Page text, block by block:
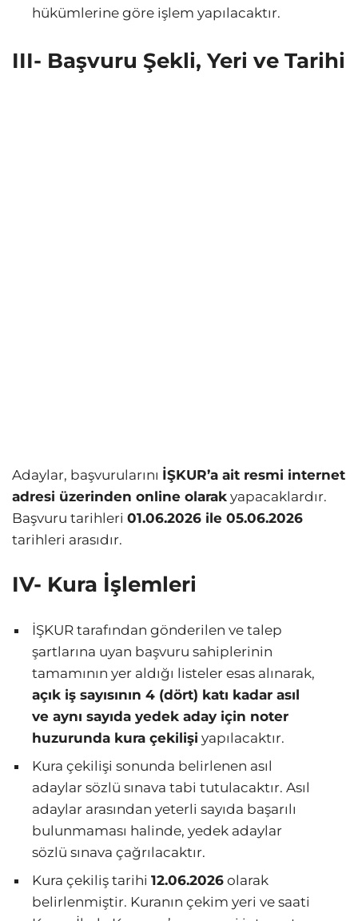
hükümlerine göre işlem yapılacaktır.
III- Başvuru Şekli, Yeri ve Tarihi
Adaylar, başvurularını İŞKUR’a ait resmi internet
adresi üzerinden online olarak yapacaklardır.
Başvuru tarihleri 01.06.2026 ile 05.06.2026
tarihleri arasıdır.
IV- Kura İşlemleri
İŞKUR tarafından gönderilen ve talep
şartlarına uyan başvuru sahiplerinin
tamamının yer aldığı listeler esas alınarak,
açık iş sayısının 4 (dört) katı kadar asıl
ve aynı sayıda yedek aday için noter
huzurunda kura çekilişi yapılacaktır.
Kura çekilişi sonunda belirlenen asıl
adaylar sözlü sınava tabi tutulacaktır. Asıl
adaylar arasından yeterli sayıda başarılı
bulunmaması halinde, yedek adaylar
sözlü sınava çağrılacaktır.
Kura çekiliş tarihi 12.06.2026 olarak
belirlenmiştir. Kuranın çekim yeri ve saati